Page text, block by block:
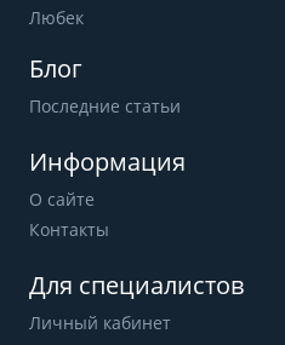
Любек
Блог
Последние статьи
Информация
О сайте
Контакты
Для специалистов
Личный кабинет